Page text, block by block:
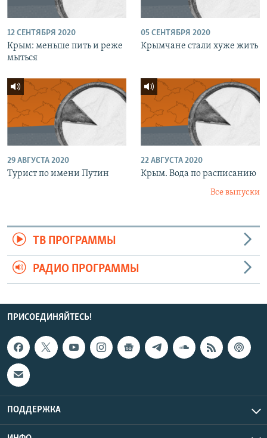
12 СЕНТЯБРЯ 2020
Крым: меньше пить и реже
мыться
05 СЕНТЯБРЯ 2020
Крымчане стали хуже жить
29 АВГУСТА 2020
Турист по имени Путин
22 АВГУСТА 2020
Крым. Вода по расписанию
Все выпуски
ТВ ПРОГРАММЫ
РАДИО ПРОГРАММЫ
ПРИСОЕДИНЯЙТЕСЬ!
ПОДДЕРЖКА